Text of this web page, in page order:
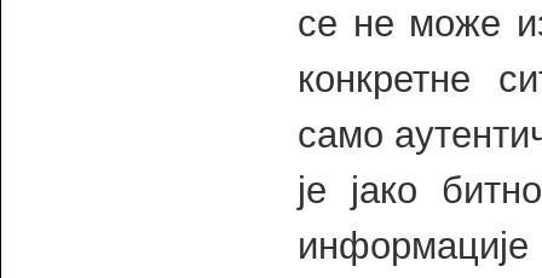
се не може
конкретне
само
је јако